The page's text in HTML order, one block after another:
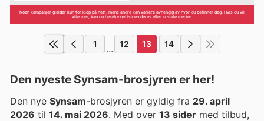
Noen kampanjer gjelder kun for kjøp på nett, mens andre kan variere avhengig av hvor du befinner deg. Hvis du vil
vite mer, kan du besøke nettsiden deres eller sosiale medier.
1 ... 12 13 14
Den nyeste Synsam-brosjyren er her!
Den nye Synsam-brosjyren er gyldig fra 29. april
2026 til 14. mai 2026. Med over 13 sider med tilbud,